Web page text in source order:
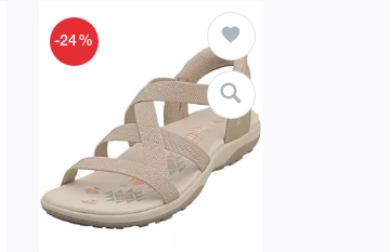
-24%